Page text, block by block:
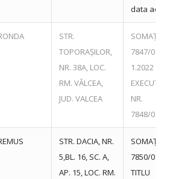
data actului
STR.
TOPORAȘILOR,
NR. 38A, LOC.
RM. VÂLCEA,
JUD. VALCEA
SOMAȚIE
7847/08.1
1.2022 TITLU
EXECUTORIU
NR.
7848/
STR. DACIA, NR.
5,BL. 16, SC. A,
AP. 15, LOC. RM.
SOMAȚIE
7850/
TITLU